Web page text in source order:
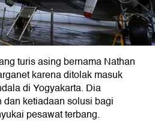
turis asing bernama Nathan
karena ditolak masuk
di Yogyakarta. Dia
ketiadaan solusi bagi
pesawat terbang.